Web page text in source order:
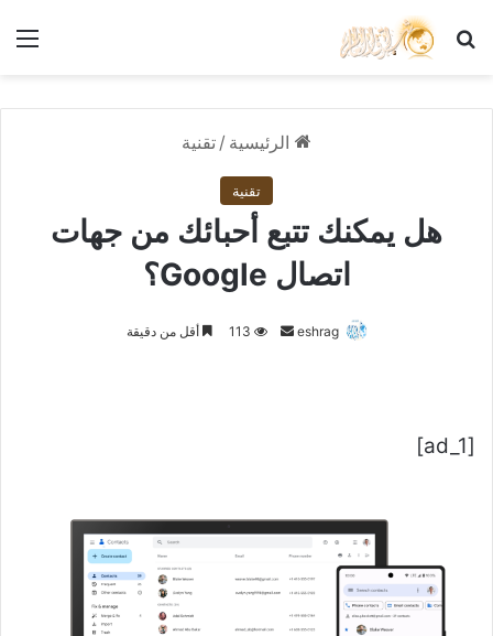
بحث عن
الرئيسية / تقنية
تقنية
هل يمكنك تتبع أحبائك من جهات
اتصال Google؟
eshrag
أرسل 113 أقل من دقيقة
[ad_1]